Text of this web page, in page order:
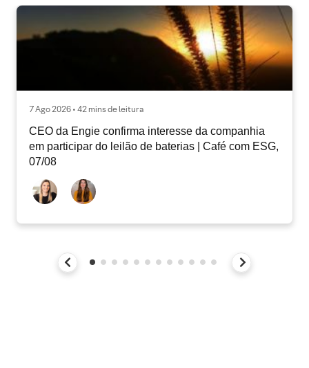
7 Ago 2026 • 42 mins de leitura
CEO da Engie confirma interesse da companhia
em participar do leilão de baterias | Café com ESG,
07/08